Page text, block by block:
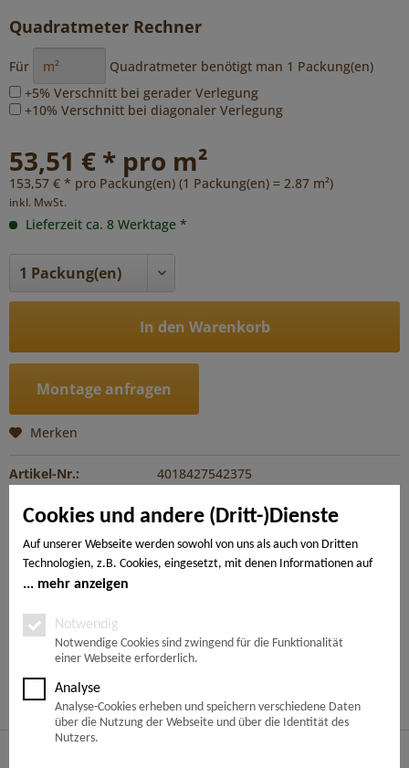
Cookies und andere (Dritt-)Dienste
Auf unserer Webseite werden sowohl von uns als auch von Dritten
Technologien, z.B. Cookies, eingesetzt, mit denen Informationen auf
Ihrem Endgerät gespeichert und/oder von Ihrem Endgerät abgerufen
Notwendige Cookies, Analyse-, Marketing- und Statistik-Cookies. Bei
den notwendigen Cookies handelt es sich um solche, die technisch
notwendig sind, um den von Ihnen gewünschten Dienst
bereitzustellen, die übrigen Cookies werden nur auf Grund einer von
Ihnen erteilten Einwilligung gesetzt. Die Einwilligung ist freiwillig.
Personen, die das 16. Lebensjahr noch nicht vollendet haben,
benötigen die Zustimmung der Sorgeberechtigten. Sie können Ihre
mehr anzeigen
Notwendig
Notwendige Cookies sind zwingend für die Funktionalität
einer Webseite erforderlich.
Analyse
Analyse-Cookies erheben und speichern verschiedene Daten
über die Nutzung der Webseite und über die Identität des
Nutzers.
Quadratmeter Rechner
Für Quadratmeter benötigt man 1 Packung(en)
+5% Verschnitt bei gerader Verlegung
+10% Verschnitt bei diagonaler Verlegung
53,51 € * pro m²
153,57 € * pro Packung(en) (1 Packung(en) = 2.87 m²)
inkl. MwSt.
Lieferzeit ca. 8 Werktage *
In den Warenkorb
Montage anfragen
Merken
Artikel-Nr.: 4018427542375
Beschreibung
mehr
Ähnliche Artikel
Kunden haben sich ebenfalls angesehen